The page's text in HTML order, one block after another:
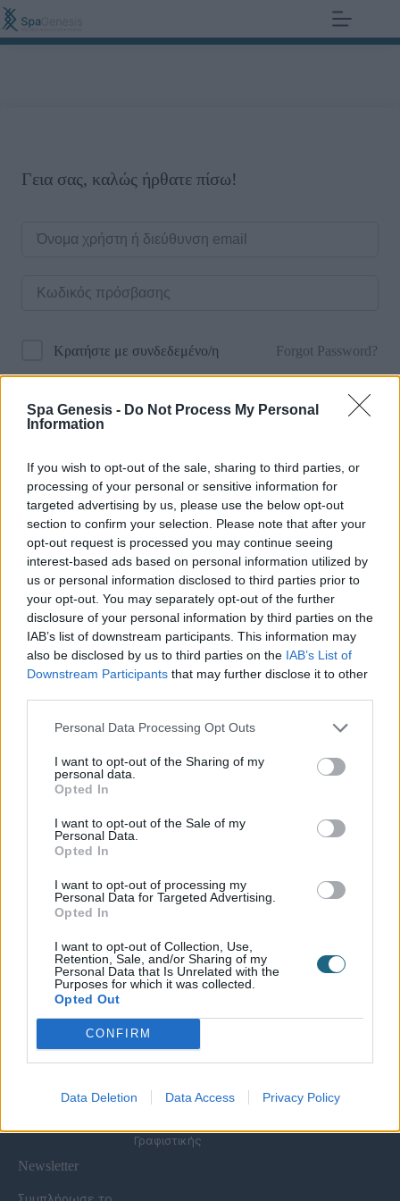
Spa Genesis - Do Not Process My Personal
Information
If you wish to opt-out of the sale, sharing to third parties, or
processing of your personal or sensitive information for
targeted advertising by us, please use the below opt-out
section to confirm your selection. Please note that after your
opt-out request is processed you may continue seeing
interest-based ads based on personal information utilized by
us or personal information disclosed to third parties prior to
your opt-out. You may separately opt-out of the further
disclosure of your personal information by third parties on the
IAB’s list of downstream participants. This information may
also be disclosed by us to third parties on the IAB’s List of
Downstream Participants that may further disclose it to other
Personal Data Processing Opt Outs
I want to opt-out of the Sharing of my
personal data.
Opted In
I want to opt-out of the Sale of my
Personal Data.
Opted In
I want to opt-out of processing my
Personal Data for Targeted Advertising.
Opted In
I want to opt-out of Collection, Use,
Retention, Sale, and/or Sharing of my
Personal Data that Is Unrelated with the
Purposes for which it was collected.
Opted Out
CONFIRM
Data Deletion Data Access Privacy Policy
€
Γεια σας, καλώς ήρθατε πίσω!
Κρατήστε με συνδεδεμένο/η Forgot Password?
Σύνδεση
Δεν έχετε λογαριασμό;Εγγραφείτε Τώρα
+30 210 700 6825
+30 694 9855145
info@spagenesis.gr
Ωράριο Λειτουργίας
Δευ - Παρ: 09:00 - 18:00
Σάββατο: 10:00 - 19:00
Χρήσιμες Σελίδες
Καριέρα
Τα Νέα μας
Απορρήτου
Όροι Χρήσης Eshop
Συχνές Ερωτήσεις
Τρόποι Πληρωμής &
Spa Marketing &
Προσωπικού
Digital Marketing
Wellness Real Estate
Ανακαίνιση Spa
Εξοπλισμός
Γραφιστικής
Εξειδικευμένα
Σεμινάρια
Σεμινάρια
Αισθητικής
Σεμινάρια Μασάζ
Σεμινάρια
Newsletter